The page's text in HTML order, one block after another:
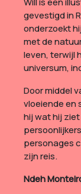
gevestigd in
onderzoekt
met de
leven, terwijl
universum,
Door middel
vloeiende en
hij wat hij
personages
zijn reis.
Ndeh